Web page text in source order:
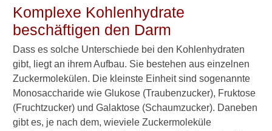
Komplexe Kohlenhydrate
beschäftigen den Darm
Dass es solche Unterschiede bei den Kohlenhydraten
gibt, liegt an ihrem Aufbau. Sie bestehen aus einzelnen
Zuckermolekülen. Die kleinste Einheit sind sogenannte
Monosaccharide wie Glukose (Traubenzucker), Fruktose
(Fruchtzucker) und Galaktose (Schaumzucker). Daneben
gibt es, je nach dem, wieviele Zuckermoleküle
Leben mit Diabetes
Prognose und Spätfolgen
Diabetische Neuropathie
Diabetes und COVID-19
10 Tipps bei Diabetes